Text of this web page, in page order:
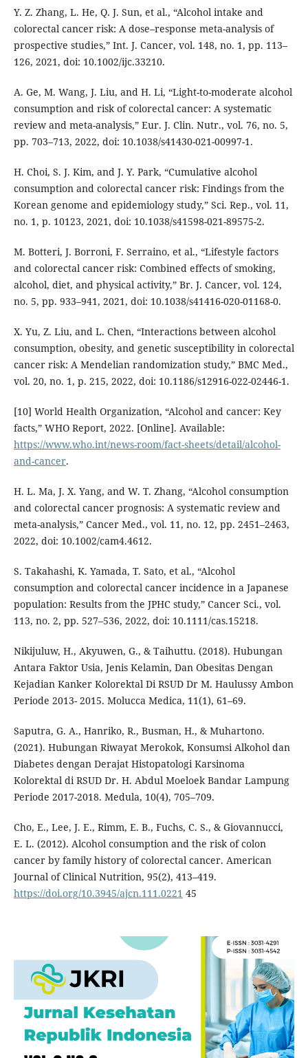
Y. Z. Zhang, L. He, Q. J. Sun, et al., “Alcohol intake and
colorectal cancer risk: A dose–response meta-analysis of
prospective studies,” Int. J. Cancer, vol. 148, no. 1, pp. 113–
126, 2021, doi: 10.1002/ijc.33210.
A. Ge, M. Wang, J. Liu, and H. Li, “Light-to-moderate alcohol
consumption and risk of colorectal cancer: A systematic
review and meta-analysis,” Eur. J. Clin. Nutr., vol. 76, no. 5,
pp. 703–713, 2022, doi: 10.1038/s41430-021-00997-1.
H. Choi, S. J. Kim, and J. Y. Park, “Cumulative alcohol
consumption and colorectal cancer risk: Findings from the
Korean genome and epidemiology study,” Sci. Rep., vol. 11,
no. 1, p. 10123, 2021, doi: 10.1038/s41598-021-89575-2.
M. Botteri, J. Borroni, F. Serraino, et al., “Lifestyle factors
and colorectal cancer risk: Combined effects of smoking,
alcohol, diet, and physical activity,” Br. J. Cancer, vol. 124,
no. 5, pp. 933–941, 2021, doi: 10.1038/s41416-020-01168-0.
X. Yu, Z. Liu, and L. Chen, “Interactions between alcohol
consumption, obesity, and genetic susceptibility in colorectal
cancer risk: A Mendelian randomization study,” BMC Med.,
vol. 20, no. 1, p. 215, 2022, doi: 10.1186/s12916-022-02446-1.
[10] World Health Organization, “Alcohol and cancer: Key
facts,” WHO Report, 2022. [Online]. Available:
https://www.who.int/news-room/fact-sheets/detail/alcohol-
and-cancer.
H. L. Ma, J. X. Yang, and W. T. Zhang, “Alcohol consumption
and colorectal cancer prognosis: A systematic review and
meta-analysis,” Cancer Med., vol. 11, no. 12, pp. 2451–2463,
2022, doi: 10.1002/cam4.4612.
S. Takahashi, K. Yamada, T. Sato, et al., “Alcohol
consumption and colorectal cancer incidence in a Japanese
population: Results from the JPHC study,” Cancer Sci., vol.
113, no. 2, pp. 527–536, 2022, doi: 10.1111/cas.15218.
Nikijuluw, H., Akyuwen, G., & Taihuttu. (2018). Hubungan
Antara Faktor Usia, Jenis Kelamin, Dan Obesitas Dengan
Kejadian Kanker Kolorektal Di RSUD Dr M. Haulussy Ambon
Periode 2013- 2015. Molucca Medica, 11(1), 61–69.
Saputra, G. A., Hanriko, R., Busman, H., & Muhartono.
(2021). Hubungan Riwayat Merokok, Konsumsi Alkohol dan
Diabetes dengan Derajat Histopatologi Karsinoma
Kolorektal di RSUD Dr. H. Abdul Moeloek Bandar Lampung
Periode 2017-2018. Medula, 10(4), 705–709.
Cho, E., Lee, J. E., Rimm, E. B., Fuchs, C. S., & Giovannucci,
E. L. (2012). Alcohol consumption and the risk of colon
cancer by family history of colorectal cancer. American
Journal of Clinical Nutrition, 95(2), 413–419.
https://doi.org/10.3945/ajcn.111.0221 45